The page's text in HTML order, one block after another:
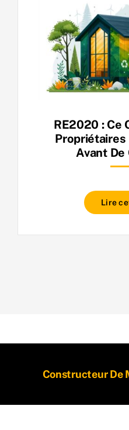
RE2020 : Ce
Propriétaires
Avant
Lire
Constructeur De